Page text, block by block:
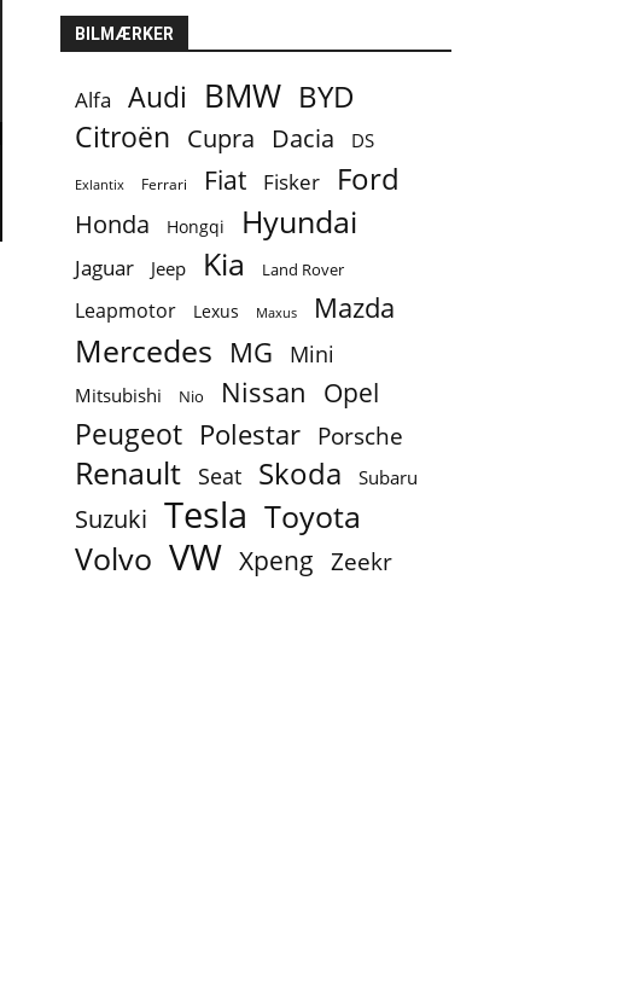
Her bliver man glad for at opholde sig. De digitale instrumenter er fremragende, og det er værd at glæde
gearkasse, og det barberer 28.000 kr. af prisen.
BILMÆRKER
Alfa Audi BMW BYD
Citroën Cupra Dacia DS
Exlantix Ferrari Fiat Fisker Ford
Honda Hongqi Hyundai
Jaguar Jeep Kia Land Rover
Leapmotor Lexus Maxus Mazda
Mercedes MG Mini
Mitsubishi Nio Nissan Opel
Peugeot Polestar Porsche
Renault Seat Skoda Subaru
Suzuki Tesla Toyota
Volvo VW Xpeng Zeekr